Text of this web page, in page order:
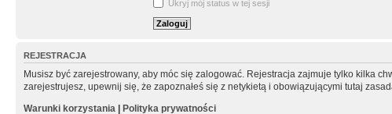
Ukryj mój status w tej sesji
REJESTRACJA
Musisz być zarejestrowany, aby móc się zalogować. Rejestracja zajmuje tylko kilka
zarejestrujesz, upewnij się, że zapoznałeś się z netykietą i obowiązującymi tutaj
Warunki korzystania | Polityka prywatności